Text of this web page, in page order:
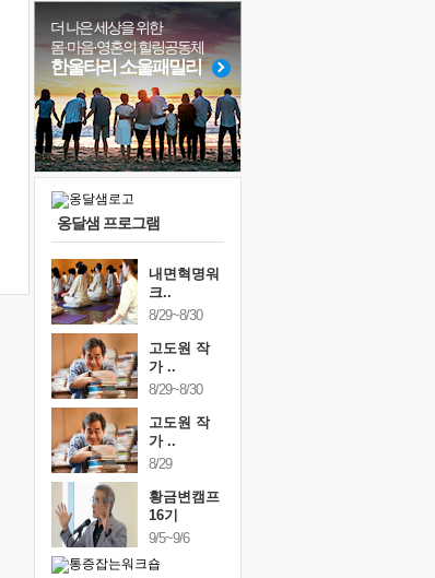
꿈이 실제가 되는 것
'말 타는 법'을 먼저
졸업식 사진을 보며
극심한 변비, 어깨결림, 수면 장애
아픈 아버지를 위한 공간 설계
슬럼프
보고 싶은 어머니
못된 꼰대들
#리더
#사람
#명상
#아이들
#선택
#면역력
#계획
#삶 #희망
#극복
#유튜브
#위기 #도움
더 나은 세상을 위한
몸·마음·영혼의 힐링공동체
한울타리 소울패밀리
옹달샘 프로그램
내면혁명워
크..
8/29~8/30
고도원 작
가 ..
8/29~8/30
고도원 작
가 ..
8/29
황금변캠프
16기
9/5~9/6